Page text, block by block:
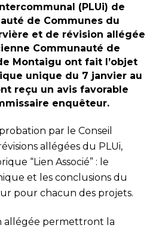
(PLUi) de
de Communes du
et de révision allégée
Communauté de
Montaigu ont fait l’objet
unique du 7 janvier au
reçu un avis favorable
enquêteur.
par le Conseil
allégées du PLUi,
“Lien Associé” : le
et les conclusions du
pour chacun des projets.
allégée permettront la